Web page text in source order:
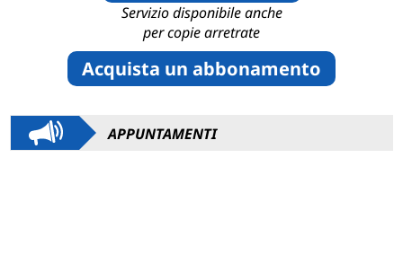
Servizio disponibile anche
per copie arretrate
Acquista un abbonamento
APPUNTAMENTI